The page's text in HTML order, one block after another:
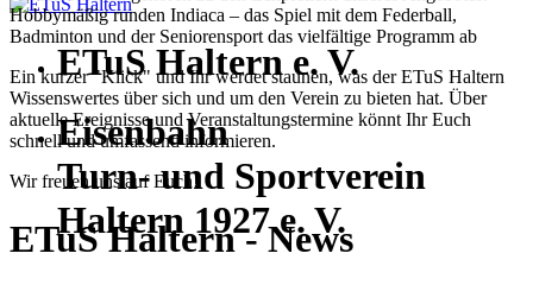
ETuS Haltern e. V.
Eisenbahn
Turn- und Sportverein
Haltern 1927 e. V.
Hobbymäßig runden Indiaca – das Spiel mit dem Federball,
Badminton und der Seniorensport das vielfältige Programm ab
Ein kurzer "Klick" und Ihr werdet staunen, was der ETuS Haltern
Wissenswertes über sich und um den Verein zu bieten hat. Über
aktuelle Ereignisse und Veranstaltungstermine könnt Ihr Euch
schnell und umfassend informieren.
Wir freuen uns auf Euch!
ETuS Haltern - News